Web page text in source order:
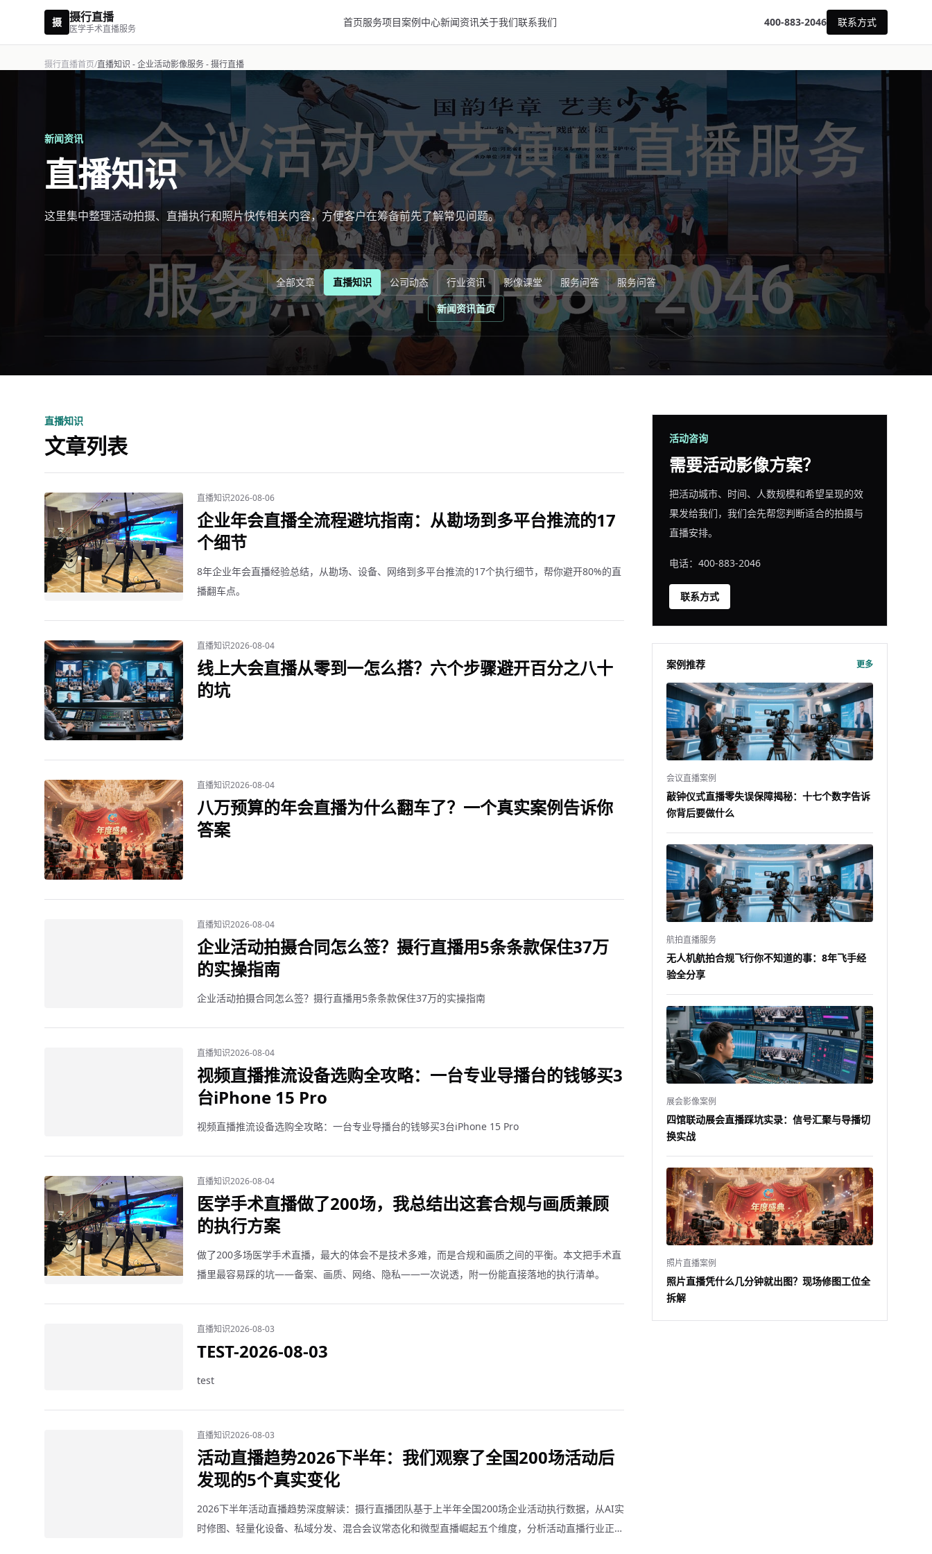
摄 摄行直播
医学手术直播服务
首页服务项目案例中心新闻资讯关于我们联系我们 400-883-2046 联系方式
摄行直播首页/直播知识 - 企业活动影像服务 - 摄行直播
新闻资讯
直播知识
这里集中整理活动拍摄、直播执行和照片快传相关内容，方便客户在筹备前先了解常见问题。
全部文章 直播知识 公司动态 行业资讯 影像课堂 服务问答
服务问答
新闻资讯首页
直播知识
文章列表
直播知识2026-08-06
企业年会直播全流程避坑指南：从勘场到多平台推流的17
个细节
8年企业年会直播经验总结，从勘场、设备、网络到多平台推流的17个执行细节，帮你避开80%的直
播翻车点。
直播知识2026-08-04
线上大会直播从零到一怎么搭？六个步骤避开百分之八十
的坑
直播知识2026-08-04
八万预算的年会直播为什么翻车了？一个真实案例告诉你
答案
直播知识2026-08-04
企业活动拍摄合同怎么签？摄行直播用5条条款保住37万
的实操指南
企业活动拍摄合同怎么签？摄行直播用5条条款保住37万的实操指南
直播知识2026-08-04
视频直播推流设备选购全攻略：一台专业导播台的钱够买3
台iPhone 15 Pro
视频直播推流设备选购全攻略：一台专业导播台的钱够买3台iPhone 15 Pro
直播知识2026-08-04
医学手术直播做了200场，我总结出这套合规与画质兼顾
的执行方案
做了200多场医学手术直播，最大的体会不是技术多难，而是合规和画质之间的平衡。本文把手术直
播里最容易踩的坑——备案、画质、网络、隐私——一次说透，附一份能直接落地的执行清单。
直播知识2026-08-03
TEST-2026-08-03
test
直播知识2026-08-03
活动直播趋势2026下半年：我们观察了全国200场活动后
发现的5个真实变化
2026下半年活动直播趋势深度解读：摄行直播团队基于上半年全国200场企业活动执行数据，从AI实
时修图、轻量化设备、私域分发、混合会议常态化和微型直播崛起五个维度，分析活动直播行业正在
活动咨询
需要活动影像方案？
把活动城市、时间、人数规模和希望呈现的效
果发给我们，我们会先帮您判断适合的拍摄与
直播安排。
电话：400-883-2046
联系方式
案例推荐 更多
会议直播案例
敲钟仪式直播零失误保障揭秘：十七个数字告诉
你背后要做什么
航拍直播服务
无人机航拍合规飞行你不知道的事：8年飞手经
验全分享
展会影像案例
四馆联动展会直播踩坑实录：信号汇聚与导播切
换实战
照片直播案例
照片直播凭什么几分钟就出图？现场修图工位全
拆解